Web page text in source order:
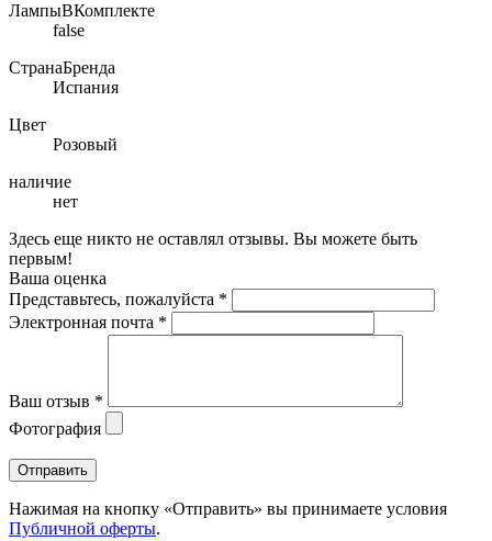
ЛампыВКомплекте
false
СтранаБренда
Испания
Цвет
Розовый
наличие
нет
Здесь еще никто не оставлял отзывы. Вы можете быть
первым!
Ваша оценка
Представьтесь, пожалуйста *
Электронная почта *
Ваш отзыв *
Фотография
Отправить
Нажимая на кнопку «Отправить» вы принимаете условия
Публичной оферты.